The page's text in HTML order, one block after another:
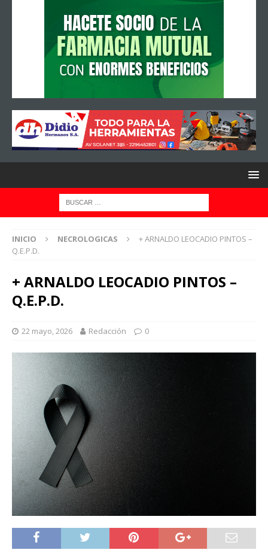
INICIO NECROLOGICAS
+ ARNALDO LEOCADIO PINTOS –
Q.E.P.D.
+ ARNALDO LEOCADIO PINTOS –
Q.E.P.D.
22 mayo, 2026 Redacción 0